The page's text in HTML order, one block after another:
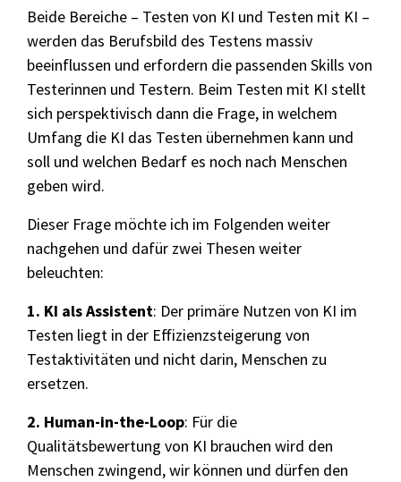
Beide Bereiche – Testen von KI und Testen mit KI –
werden das Berufsbild des Testens massiv
beeinflussen und erfordern die passenden Skills von
Testerinnen und Testern. Beim Testen mit KI stellt
sich perspektivisch dann die Frage, in welchem
Umfang die KI das Testen übernehmen kann und
soll und welchen Bedarf es noch nach Menschen
geben wird.
Dieser Frage möchte ich im Folgenden weiter
nachgehen und dafür zwei Thesen weiter
beleuchten:
1. KI als Assistent: Der primäre Nutzen von KI im
Testen liegt in der Effizienzsteigerung von
Testaktivitäten und nicht darin, Menschen zu
ersetzen.
2. Human-in-the-Loop: Für die
Qualitätsbewertung von KI brauchen wird den
Menschen zwingend, wir können und dürfen den